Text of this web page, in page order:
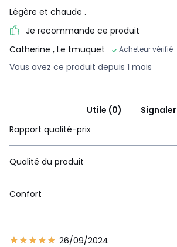
Légère et chaude .
Je recommande ce produit
Catherine , Le tmuquet Acheteur vérifié
Vous avez ce produit depuis 1 mois
Utile (0)
Signaler
Rapport qualité-prix
Qualité du produit
Confort
26/09/2024